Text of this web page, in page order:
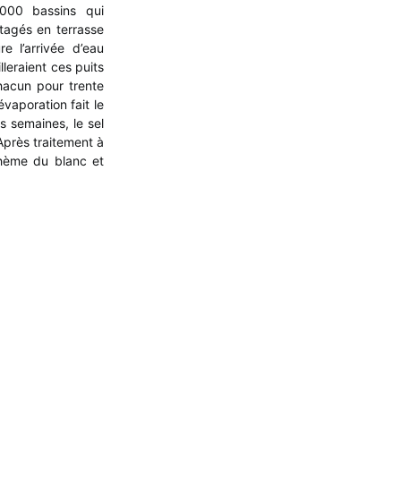
bassins qui
en terrasse
l’arrivée d’eau
ces puits
pour trente
fait le
semaines, le sel
traitement à
du blanc et